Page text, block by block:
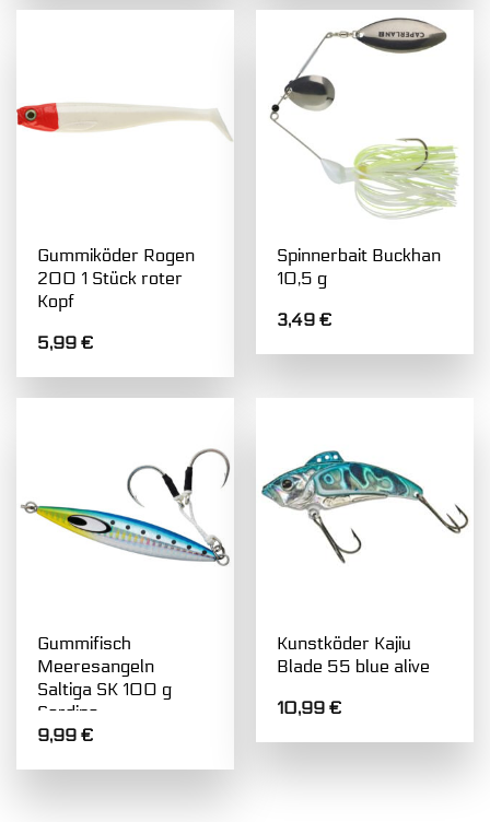
Gummiköder Rogen
200 1 Stück roter
Kopf
5,99€
Spinnerbait Buckhan
10,5 g
3,49€
Gummifisch
Meeresangeln
Saltiga SK 100 g
Sardine
9,99€
Kunstköder Kajiu
Blade 55 blue alive
10,99€